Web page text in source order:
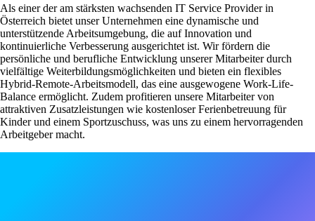
Als einer der am stärksten wachsenden IT Service Provider in
Österreich bietet unser Unternehmen eine dynamische und
unterstützende Arbeitsumgebung, die auf Innovation und
kontinuierliche Verbesserung ausgerichtet ist. Wir fördern die
persönliche und berufliche Entwicklung unserer Mitarbeiter durch
vielfältige Weiterbildungsmöglichkeiten und bieten ein flexibles
Hybrid-Remote-Arbeitsmodell, das eine ausgewogene Work-Life-
Balance ermöglicht. Zudem profitieren unsere Mitarbeiter von
attraktiven Zusatzleistungen wie kostenloser Ferienbetreuung für
Kinder und einem Sportzuschuss, was uns zu einem hervorragenden
Arbeitgeber macht.